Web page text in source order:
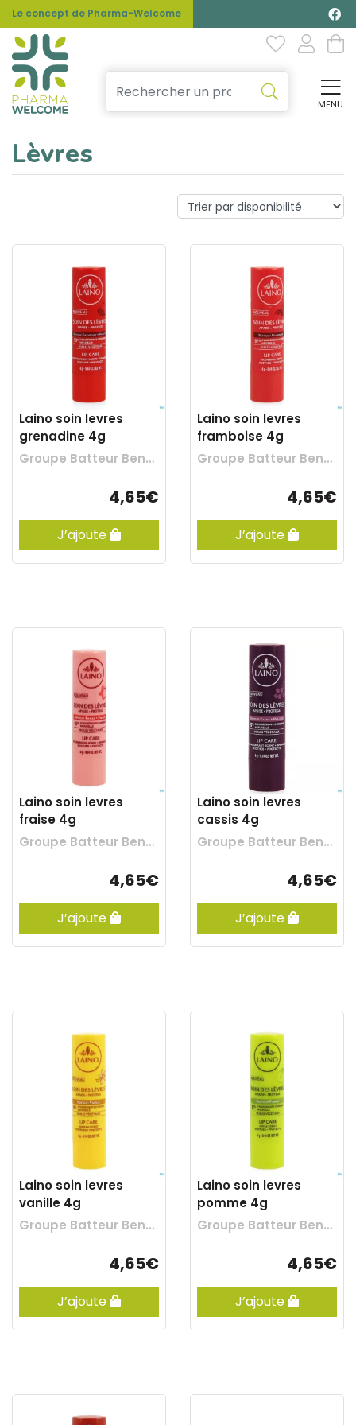
Le concept de Pharma-Welcome
MENU
Lèvres
Laino soin levres
grenadine 4g
Groupe Batteur Benelux
4,65€
J’ajoute
Laino soin levres
framboise 4g
Groupe Batteur Benelux
4,65€
J’ajoute
Laino soin levres
fraise 4g
Groupe Batteur Benelux
4,65€
J’ajoute
Laino soin levres
cassis 4g
Groupe Batteur Benelux
4,65€
J’ajoute
Laino soin levres
vanille 4g
Groupe Batteur Benelux
4,65€
J’ajoute
Laino soin levres
pomme 4g
Groupe Batteur Benelux
4,65€
J’ajoute